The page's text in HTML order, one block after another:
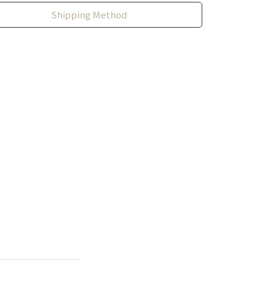
Shipping Method